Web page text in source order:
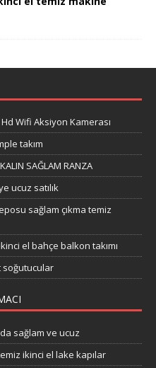
Wifi Aksiyon Kamerası
takım
SAĞLAM RANZA
ucuz satılık
sağlam çıkma temiz
el bahçe balkon takımı
soğutucular
sağlam ve ucuz
ikinci el lake kapılar